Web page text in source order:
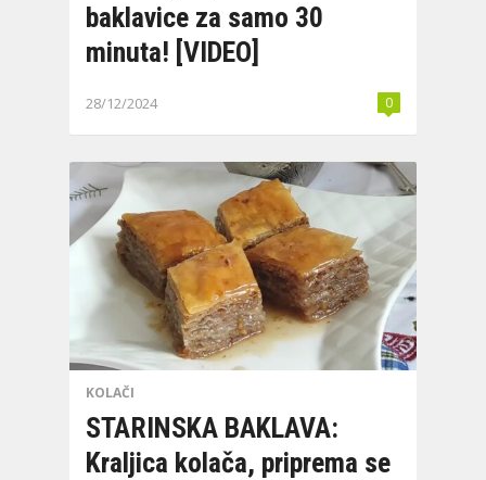
baklavice za samo 30
minuta! [VIDEO]
28/12/2024 0
KOLAČI
STARINSKA BAKLAVA:
Kraljica kolača, priprema se